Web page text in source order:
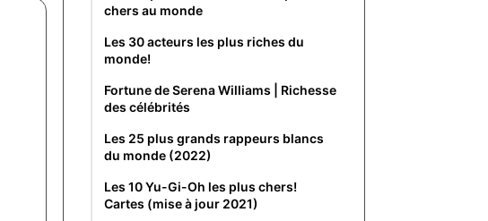
chers au monde
Les 30 acteurs les plus riches du
monde!
Fortune de Serena Williams | Richesse
des célébrités
Les 25 plus grands rappeurs blancs
du monde (2022)
Les 10 Yu-Gi-Oh les plus chers!
Cartes (mise à jour 2021)